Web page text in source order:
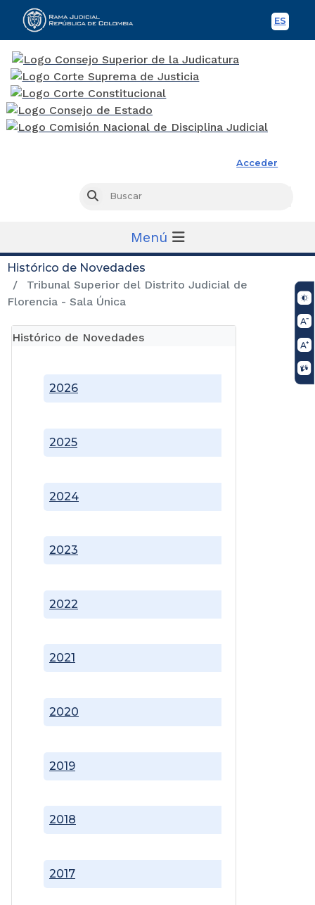
ES
Acceder
Buscar
Menú
Histórico de Novedades
Tribunal Superior del Distrito Judicial de
Florencia - Sala Única
Histórico de Novedades
2017
2018
2019
2020
2021
2022
2023
2024
2025
2026